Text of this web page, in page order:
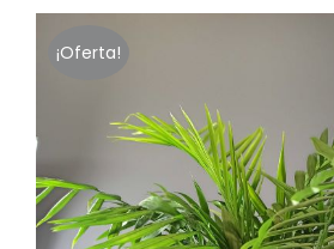
¡Oferta!